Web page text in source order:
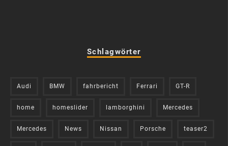
Schlagwörter
Audi BMW fahrbericht Ferrari GT-R
home homeslider lamborghini Mercedes
Mercedes News Nissan Porsche teaser2